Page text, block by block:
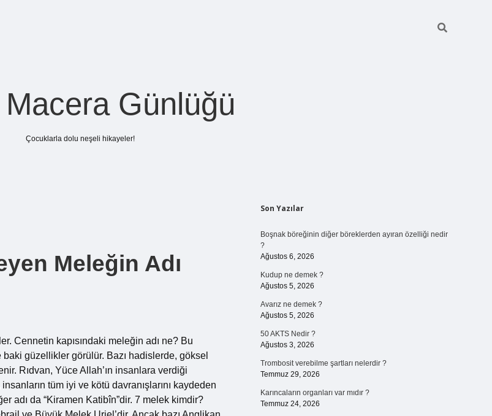
Günlüğü
Çocuklarla dolu neşeli hikayeler!
Meleğin Adı
Cennetin kapısındaki meleğin adı ne? Bu
güzellikler görülür. Bazı hadislerde, göksel
Rıdvan, Yüce Allah’ın insanlara verdiği
tüm iyi ve kötü davranışlarını kaydeden
adı da “Kiramen Katibîn”dir. 7 melek kimdir?
Sidebar
Son Yazılar
Boşnak böreğinin diğer böreklerden ayıran özelliği nedir
?
Ağustos 6, 2026
Kudup ne demek ?
Ağustos 5, 2026
Avarız ne demek ?
Ağustos 5, 2026
50 AKTS Nedir ?
Ağustos 3, 2026
Trombosit verebilme şartları nelerdir ?
Temmuz 29, 2026
Karıncaların organları var mıdır ?
Temmuz 24, 2026